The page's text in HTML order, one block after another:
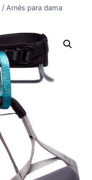
/ Arnés para dama